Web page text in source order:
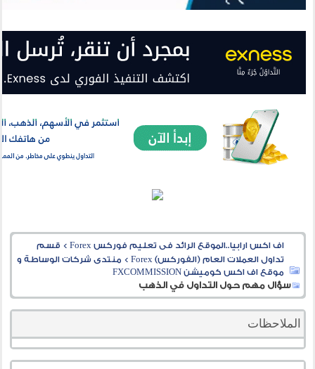
اف اكس ارابيا..الموقع الرائد فى تعليم فوركس Forex > قسم
تداول العملات العام (الفوركس) Forex
> منتدى شركات الوساطة و
موقع اف اكس كوميشن FXCOMMISSION
سؤال مهم حول التداول في الذهب
الملاحظات